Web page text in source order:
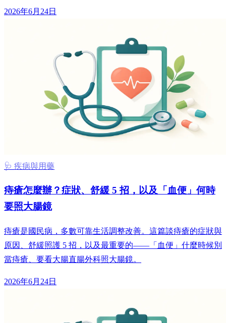
2026年6月24日
🩺 疾病與用藥
痔瘡怎麼辦？症狀、舒緩 5 招，以及「血便」何時
要照大腸鏡
痔瘡是國民病，多數可靠生活調整改善。這篇談痔瘡的症狀與
原因、舒緩照護 5 招，以及最重要的——「血便」什麼時候別
當痔瘡、要看大腸直腸外科照大腸鏡。
2026年6月24日